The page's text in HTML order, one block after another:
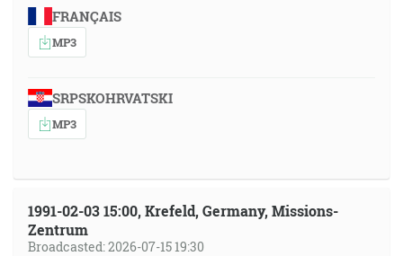
FRANÇAIS
MP3
SRPSKOHRVATSKI
MP3
1991-02-03 15:00, Krefeld, Germany, Missions-
Zentrum
Broadcasted: 2026-07-15 19:30